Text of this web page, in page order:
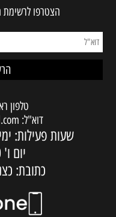
הצטרפו לרשימת
טלפון
דוא"ל:
שעות פעילות:
יום ו'
כתובת: כצנלסון